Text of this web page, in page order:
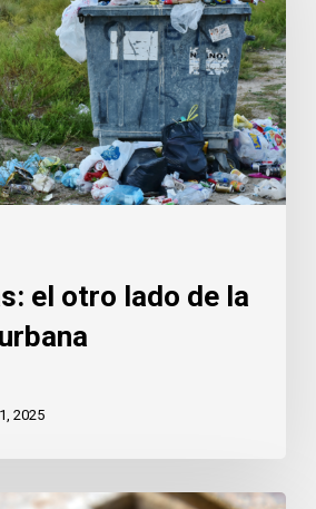
el otro lado de la
2025